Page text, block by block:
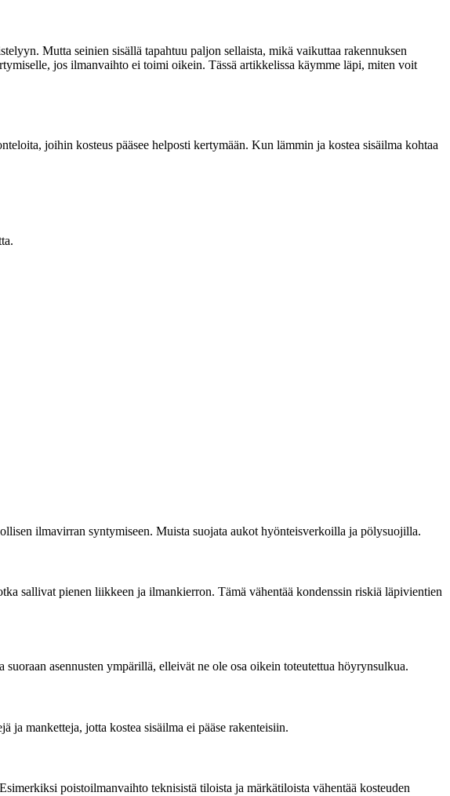
Mutta seinien sisällä tapahtuu paljon sellaista, mikä vaikuttaa rakennuksen
jos ilmanvaihto ei toimi oikein. Tässä artikkelissa käymme läpi, miten voit
joihin kosteus pääsee helposti kertymään. Kun lämmin ja kostea sisäilma kohtaa
ilmavirran syntymiseen. Muista suojata aukot hyönteisverkoilla ja pölysuojilla.
sallivat pienen liikkeen ja ilmankierron. Tämä vähentää kondenssin riskiä läpivientien
asennusten ympärillä, elleivät ne ole osa oikein toteutettua höyrynsulkua.
manketteja, jotta kostea sisäilma ei pääse rakenteisiin.
poistoilmanvaihto teknisistä tiloista ja märkätiloista vähentää kosteuden